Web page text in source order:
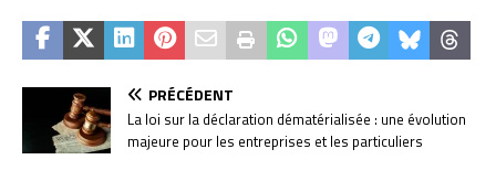
PRÉCÉDENT
La loi sur la déclaration dématérialisée : une évolution
majeure pour les entreprises et les particuliers